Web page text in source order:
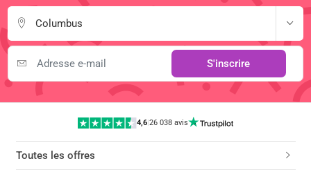
Columbus
S'inscrire
4,6|26 038 avis
Toutes les offres